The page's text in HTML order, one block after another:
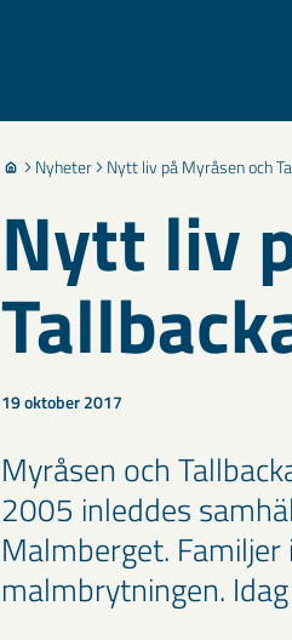
Nyheter Nytt liv på Myråsen och
Nytt liv
19 oktober 2017
Myråsen och
2005 inleddes
Malmberget.
malmbrytningen.